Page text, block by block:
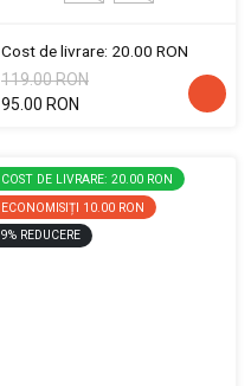
Cost de livrare: 20.00 RON
119.00 RON
95.00 RON
COST DE LIVRARE: 20.00 RON
ECONOMISIȚI 10.00 RON
9% REDUCERE